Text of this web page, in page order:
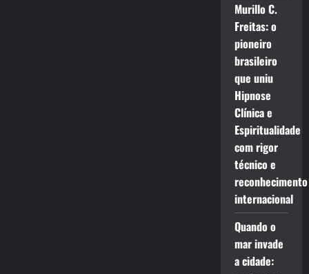
Murillo C.
Freitas: o
pioneiro
brasileiro
que uniu
Hipnose
Clínica e
Espiritualidade
com rigor
técnico e
reconhecimento
internacional
Quando o
mar invade
a cidade: